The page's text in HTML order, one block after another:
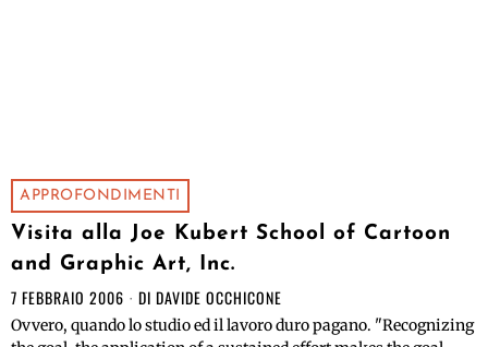
APPROFONDIMENTI
Visita alla Joe Kubert School of Cartoon
and Graphic Art, Inc.
7 FEBBRAIO 2006 DI DAVIDE OCCHICONE
Ovvero, quando lo studio ed il lavoro duro pagano. "Recognizing